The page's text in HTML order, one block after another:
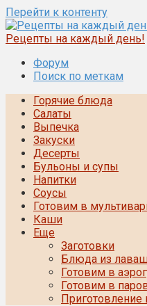
Перейти к контенту
Рецепты на каждый день!
Форум
Поиск по меткам
Горячие блюда
Салаты
Выпечка
Закуски
Десерты
Бульоны и супы
Напитки
Соусы
Готовим в
Каши
Еще
Заготовки
Блюда из
Готовим в
Готовим в
Приготовление